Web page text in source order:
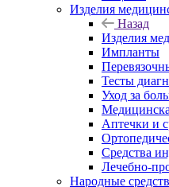
Изделия
Назад
Изделия
Импланты
Тесты
Уход за
Аптечки и
Средства
Лечебно-
Народные